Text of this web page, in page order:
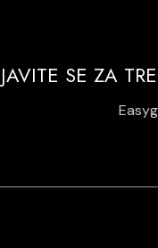
SE ZA